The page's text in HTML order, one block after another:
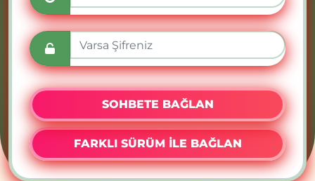
SOHBETE BAĞLAN
FARKLI SÜRÜM İLE BAĞLAN